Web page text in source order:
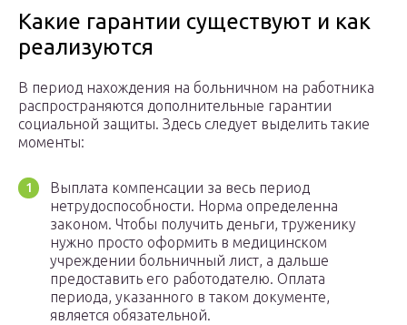
Какие гарантии существуют и как
реализуются
В период нахождения на больничном на работника
распространяются дополнительные гарантии
социальной защиты. Здесь следует выделить такие
моменты:
Выплата компенсации за весь период
нетрудоспособности. Норма определенна
законом. Чтобы получить деньги, труженику
нужно просто оформить в медицинском
учреждении больничный лист, а дальше
предоставить его работодателю. Оплата
периода, указанного в таком документе,
является обязательной.